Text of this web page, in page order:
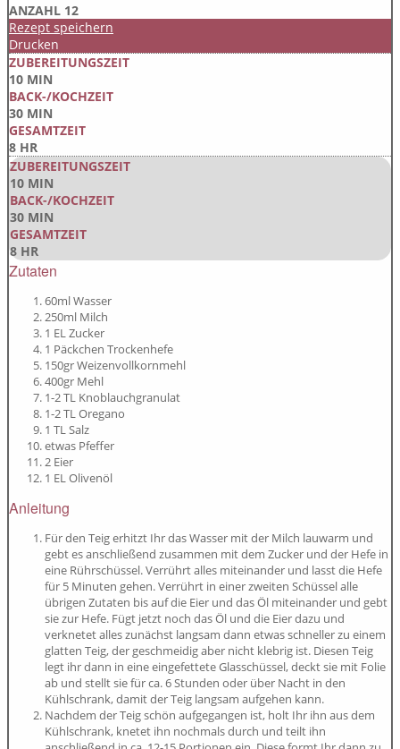
ANZAHL 12
Rezept speichern
Drucken
ZUBEREITUNGSZEIT
10 MIN
BACK-/KOCHZEIT
30 MIN
GESAMTZEIT
8 HR
ZUBEREITUNGSZEIT
10 MIN
BACK-/KOCHZEIT
30 MIN
GESAMTZEIT
8 HR
Zutaten
60ml Wasser
250ml Milch
1 EL Zucker
1 Päckchen Trockenhefe
150gr Weizenvollkornmehl
400gr Mehl
1-2 TL Knoblauchgranulat
1-2 TL Oregano
1 TL Salz
etwas Pfeffer
2 Eier
1 EL Olivenöl
Anleitung
Für den Teig erhitzt Ihr das Wasser mit der Milch lauwarm und
gebt es anschließend zusammen mit dem Zucker und der Hefe in
eine Rührschüssel. Verrührt alles miteinander und lasst die Hefe
für 5 Minuten gehen. Verrührt in einer zweiten Schüssel alle
übrigen Zutaten bis auf die Eier und das Öl miteinander und gebt
sie zur Hefe. Fügt jetzt noch das Öl und die Eier dazu und
verknetet alles zunächst langsam dann etwas schneller zu einem
glatten Teig, der geschmeidig aber nicht klebrig ist. Diesen Teig
legt ihr dann in eine eingefettete Glasschüssel, deckt sie mit Folie
ab und stellt sie für ca. 6 Stunden oder über Nacht in den
Kühlschrank, damit der Teig langsam aufgehen kann.
Nachdem der Teig schön aufgegangen ist, holt Ihr ihn aus dem
Kühlschrank, knetet ihn nochmals durch und teilt ihn